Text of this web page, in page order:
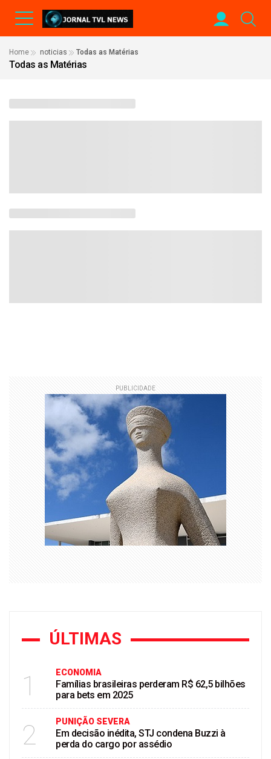
Home noticias Todas as Matérias
Todas as Matérias
PUBLICIDADE
ÚLTIMAS
1 ECONOMIA
Famílias brasileiras perderam R$ 62,5 bilhões
para bets em 2025
2 PUNIÇÃO SEVERA
Em decisão inédita, STJ condena Buzzi à
perda do cargo por assédio